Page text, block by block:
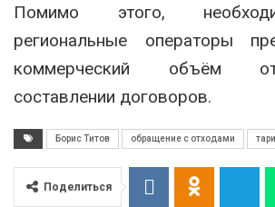
Помимо этого,
региональные операторы
коммерческий объём
составлении договоров.
Борис Титов обращение с отходами
Поделиться